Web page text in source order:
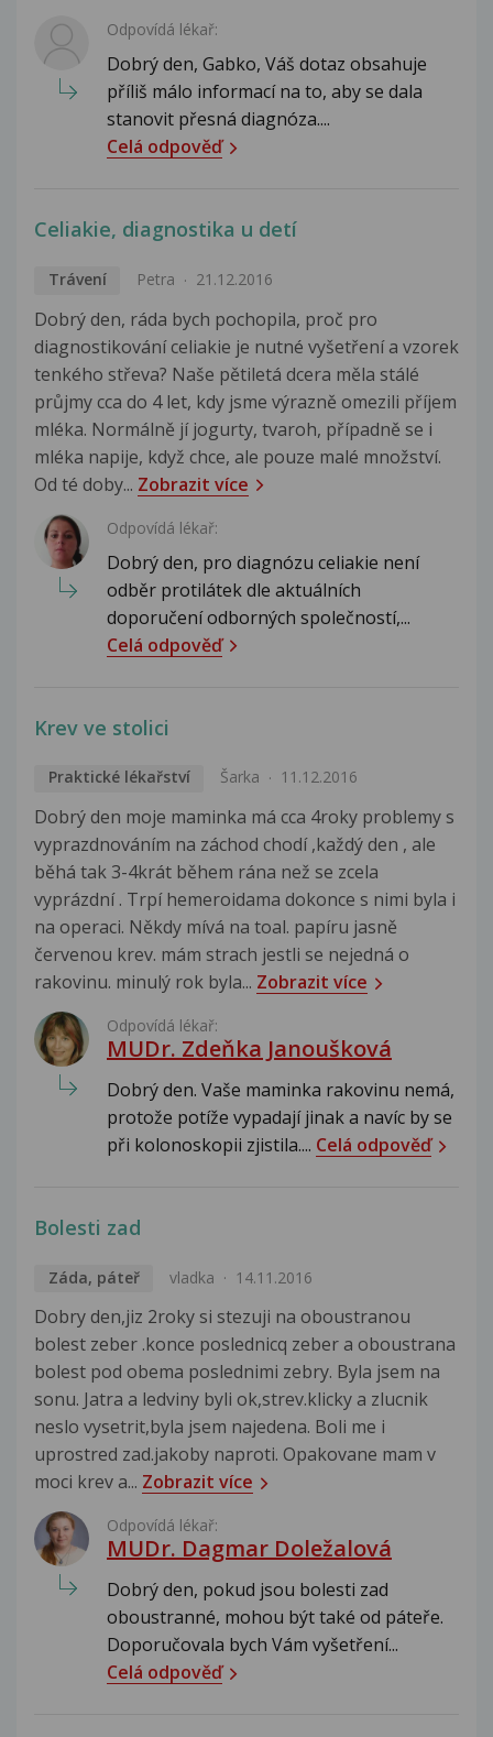
Odpovídá lékař:
Dobrý den, Gabko, Váš dotaz obsahuje
příliš málo informací na to, aby se dala
stanovit přesná diagnóza....
Celá odpověď
Celiakie, diagnostika u detí
Trávení Petra 21.12.2016
Dobrý den, ráda bych pochopila, proč pro
diagnostikování celiakie je nutné vyšetření a vzorek
tenkého střeva? Naše pětiletá dcera měla stálé
průjmy cca do 4 let, kdy jsme výrazně omezili příjem
mléka. Normálně jí jogurty, tvaroh, případně se i
mléka napije, když chce, ale pouze malé množství.
Od té doby... Zobrazit více
Odpovídá lékař:
Dobrý den, pro diagnózu celiakie není
odběr protilátek dle aktuálních
doporučení odborných společností,...
Celá odpověď
Krev ve stolici
Praktické lékařství Šarka 11.12.2016
Dobrý den moje maminka má cca 4roky problemy s
vyprazdnováním na záchod chodí ,každý den , ale
běhá tak 3-4krát během rána než se zcela
vyprázdní . Trpí hemeroidama dokonce s nimi byla i
na operaci. Někdy mívá na toal. papíru jasně
červenou krev. mám strach jestli se nejedná o
rakovinu. minulý rok byla... Zobrazit více
Odpovídá lékař:
MUDr. Zdeňka Janoušková
Dobrý den. Vaše maminka rakovinu nemá,
protože potíže vypadají jinak a navíc by se
při kolonoskopii zjistila.... Celá odpověď
Bolesti zad
Záda, páteř vladka 14.11.2016
Dobry den,jiz 2roky si stezuji na oboustranou
bolest zeber .konce poslednicq zeber a oboustrana
bolest pod obema poslednimi zebry. Byla jsem na
sonu. Jatra a ledviny byli ok,strev.klicky a zlucnik
neslo vysetrit,byla jsem najedena. Boli me i
uprostred zad.jakoby naproti. Opakovane mam v
moci krev a... Zobrazit více
Odpovídá lékař:
MUDr. Dagmar Doležalová
Dobrý den, pokud jsou bolesti zad
oboustranné, mohou být také od páteře.
Doporučovala bych Vám vyšetření...
Celá odpověď